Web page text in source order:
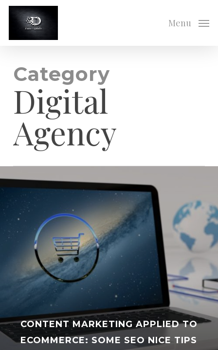
Skip
Menu
Category
Digital
Agency
CONTENT MARKETING APPLIED TO
ECOMMERCE: SOME SEO NICE TIPS